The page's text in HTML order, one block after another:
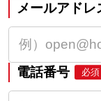
メールアドレ
電話番号 必須